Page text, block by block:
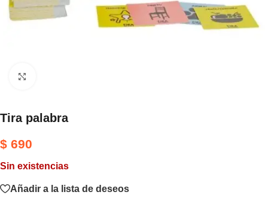
Tira palabra
$ 690
Sin existencias
Añadir a la lista de deseos